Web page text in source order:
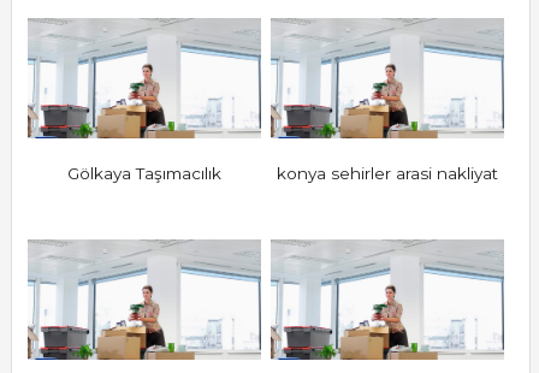
Gölkaya Taşımacılık konya sehirler arasi nakliyat